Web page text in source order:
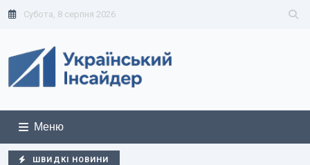
Субота, 8 серпня 2026
Меню
ШВИДКІ НОВИНИ